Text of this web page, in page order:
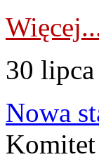
30
Nowa
Komitet